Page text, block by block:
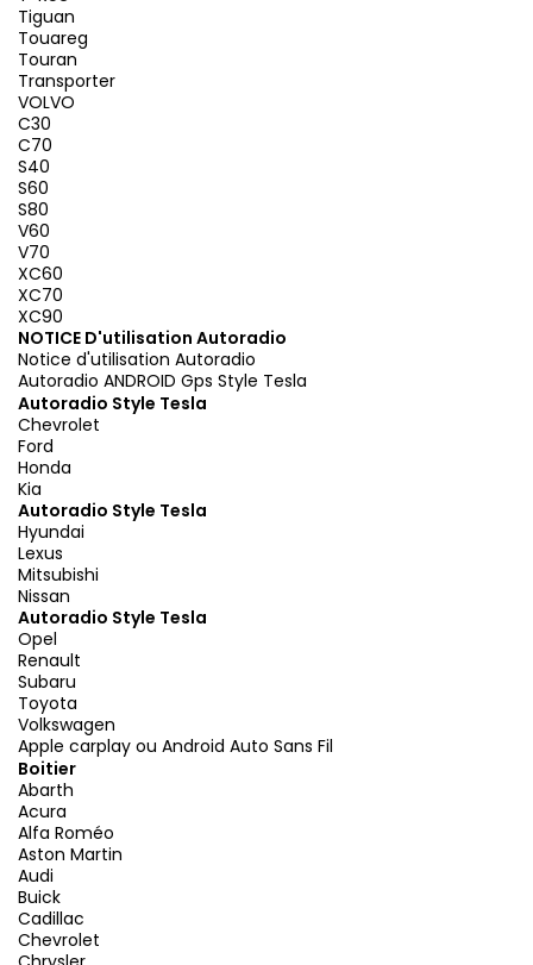
Tiguan
Touareg
Touran
Transporter
VOLVO
C30
C70
S40
S60
S80
V60
V70
XC60
XC70
XC90
NOTICE D'utilisation Autoradio
Notice d'utilisation Autoradio
Autoradio ANDROID Gps Style Tesla
Autoradio Style Tesla
Chevrolet
Ford
Honda
Kia
Autoradio Style Tesla
Hyundai
Lexus
Mitsubishi
Nissan
Autoradio Style Tesla
Opel
Renault
Subaru
Toyota
Volkswagen
Apple carplay ou Android Auto Sans Fil
Boitier
Abarth
Acura
Alfa Roméo
Aston Martin
Audi
Buick
Cadillac
Chevrolet